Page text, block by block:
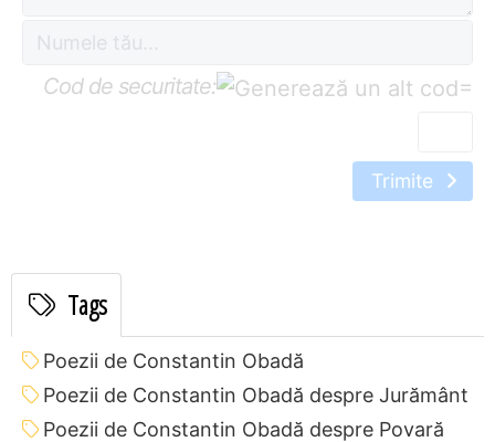
Cod de securitate: =
Trimite
Tags
Poezii de Constantin Obadă
Poezii de Constantin Obadă despre Jurământ
Poezii de Constantin Obadă despre Povară